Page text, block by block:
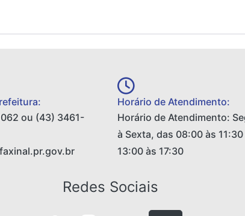
ou (43) 3461-
Horário de Atendimento:
Horário de Atendimento:
à Sexta, das 08:00 às 11:30
13:00 às 17:30
Redes Sociais